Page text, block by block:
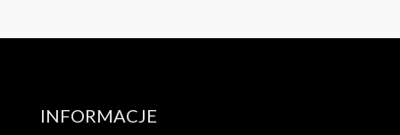
INFORMACJE